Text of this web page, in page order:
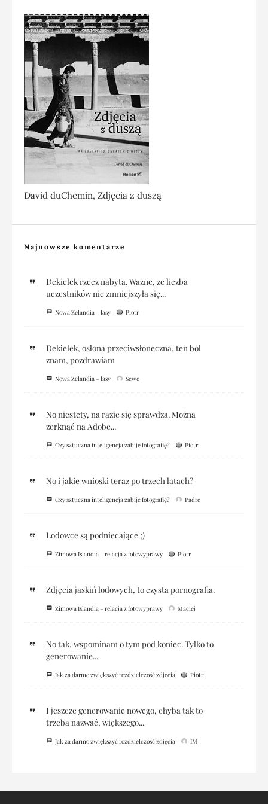
David duChemin, Zdjęcia z duszą
Najnowsze komentarze
Dekielek rzecz nabyta. Ważne, że liczba
uczestników nie zmniejszyła się...
Nowa Zelandia – lasy Piotr
Dekielek, osłona przeciwsłoneczna, ten ból
znam, pozdrawiam
Nowa Zelandia – lasy Sewo
No niestety, na razie się sprawdza. Można
zerknąć na Adobe...
Czy sztuczna inteligencja zabije fotografię? Piotr
No i jakie wnioski teraz po trzech latach?
Czy sztuczna inteligencja zabije fotografię? Padre
Lodowce są podniecające ;)
Zimowa Islandia – relacja z fotowyprawy Piotr
Zdjęcia jaskiń lodowych, to czysta pornografia.
Zimowa Islandia – relacja z fotowyprawy Maciej
No tak, wspominam o tym pod koniec. Tylko to
generowanie...
Jak za darmo zwiększyć rozdzielczość zdjęcia Piotr
I jeszcze generowanie nowego, chyba tak to
trzeba nazwać, większego...
Jak za darmo zwiększyć rozdzielczość zdjęcia IM